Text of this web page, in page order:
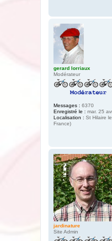
gerard lorriaux
Modérateur
Messages : 6370
Enregistré le : mar. 25
Localisation : St Hilaire
France)
jardinature
Site Admin